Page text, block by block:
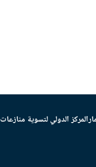
المركز الدولي لتسوية